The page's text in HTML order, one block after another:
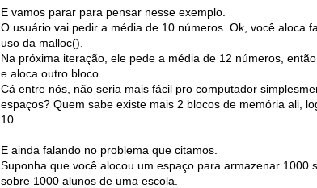
E vamos parar para pensar nesse exemplo.
O usuário vai pedir a média de 10 números. Ok, você aloca
uso da malloc().
Na próxima iteração, ele pede a média de 12 números,
e aloca outro bloco.
Cá entre nós, não seria mais fácil pro computador
espaços? Quem sabe existe mais 2 blocos de memória ali,
10.
E ainda falando no problema que citamos.
Suponha que você alocou um espaço para armazenar 1000
sobre 1000 alunos de uma escola.